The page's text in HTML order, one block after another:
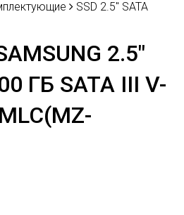
SSD 2.5" SATA
2.5"
ГБ SATA III V-